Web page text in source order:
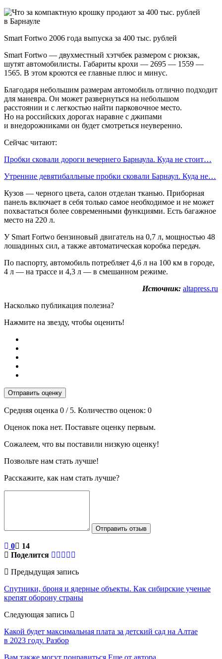
Smart Fortwo 2006 года выпуска за 400 тыс. рублей
Smart Fortwo — двухместный хэтчбек размером с рюкзак,
шутят автомобилисты. Габариты крохи — 2695 — 1559 —
1565. В этом кроются ее главные плюс и минус.
Благодаря небольшим размерам автомобиль отлично подходит
для маневра. Он может развернуться на небольшом
расстоянии и с легкостью найти парковочное место.
Но на российских дорогах наравне с джипами
и внедорожниками он будет смотреться неуверенно.
Сейчас читают:
Пробки сковали дороги вечернего Барнаула. Куда не стоит…
Утренние девятибалльные пробки сковали Барнаул. Куда не…
Кузов — черного цвета, салон отделан тканью. Приборная
панель включает в себя только самое необходимое и не может
похвастаться более современными функциями. Есть багажное
место на 220 л.
У Smart Fortwo бензиновый двигатель на 0,7 л, мощностью 48
лошадиных сил, а также автоматическая коробка передач.
По паспорту, автомобиль потребляет 4,6 л на 100 км в городе,
4 л — на трассе и 4,3 л — в смешанном режиме.
Источник: altapress.ru
Насколько публикация полезна?
Нажмите на звезду, чтобы оценить!
Отправить оценку
Средняя оценка 0 / 5. Количество оценок: 0
Оценок пока нет. Поставьте оценку первым.
Сожалеем, что вы поставили низкую оценку!
Позвольте нам стать лучше!
Расскажите, как нам стать лучше?
Отправить отзыв
0
14
Поделится
Предыдущая запись
Спутники, броня и ядерные объекты. Как сибирские ученые
крепят оборону страны
Следующая запись
Какой будет максимальная плата за детский сад на Алтае
в 2023 году. Разбор
Вам также могут понравиться Еще от автора